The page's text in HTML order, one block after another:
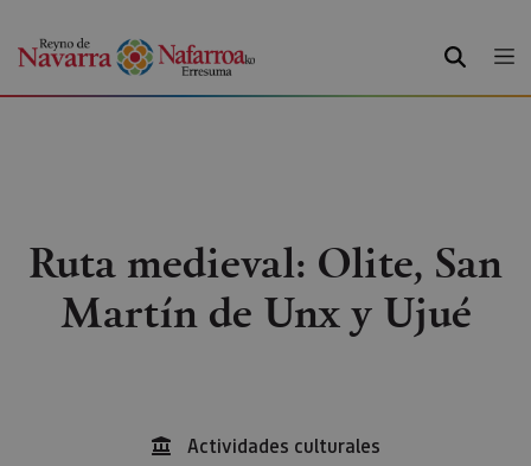
BUSCAR
Ruta medieval: Olite, San
Martín de Unx y Ujué
Actividades culturales